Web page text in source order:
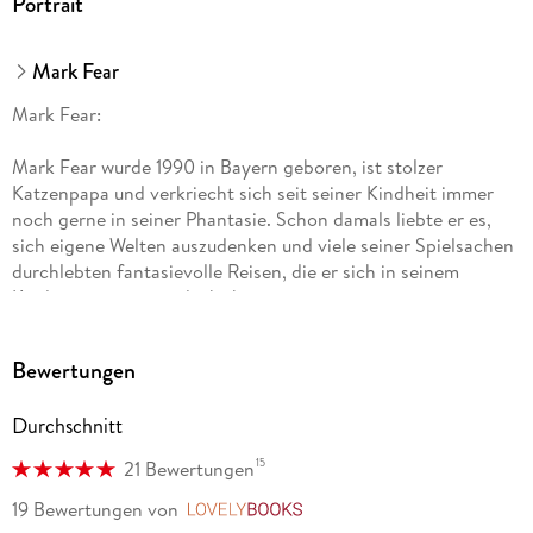
Mark Fear
Mark Fear:
Mark Fear wurde 1990 in Bayern geboren, ist stolzer
Katzenpapa und verkriecht sich seit seiner Kindheit immer
noch gerne in seiner Phantasie. Schon damals liebte er es,
sich eigene Welten auszudenken und viele seiner Spielsachen
durchlebten fantasievolle Reisen, die er sich in seinem
Kinderzimmer ausgedacht hat.
aber noch immer trifft er sich mit seinen Freunden, um bei
Videospiel kleine Abenteuer zu erleben.
2019 begann er, an seinem Debüt zu arbeiten, das im
Dezember 2022 das Licht der Welt erblickte. Mit Das
Bewertungen
Durchschnitt
21 Bewertungen15
19 Bewertungen von